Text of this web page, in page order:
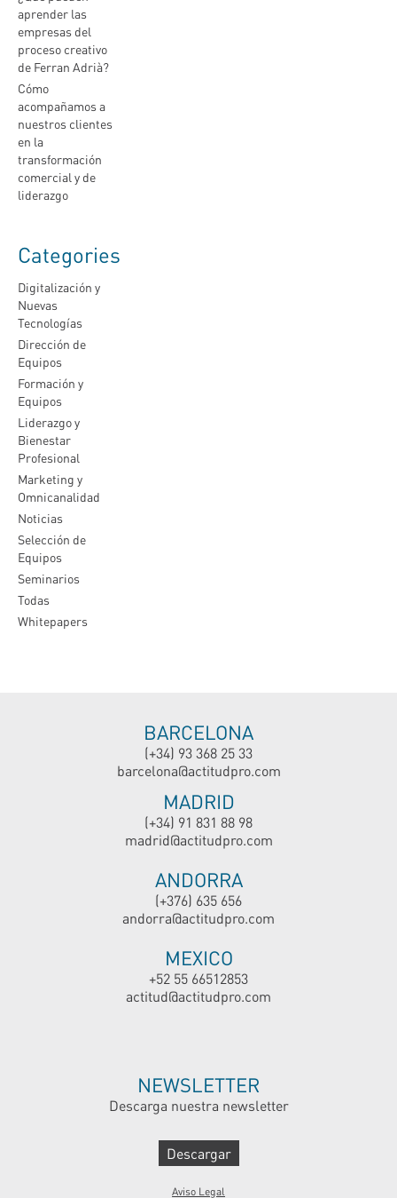
aprender las
empresas del
proceso creativo
de Ferran Adrià?
Cómo
acompañamos a
nuestros clientes
en la
transformación
comercial y de
liderazgo
Categories
Digitalización y
Nuevas
Tecnologías
Dirección de
Equipos
Formación y
Equipos
Liderazgo y
Bienestar
Profesional
Marketing y
Omnicanalidad
Noticias
Selección de
Equipos
Seminarios
Todas
Whitepapers
BARCELONA
(+34) 93 368 25 33
barcelona@actitudpro.com
MADRID
(+34) 91 831 88 98
madrid@actitudpro.com
ANDORRA
(+376) 635 656
andorra@actitudpro.com
MEXICO
+52 55 66512853
actitud@actitudpro.com
NEWSLETTER
Descarga nuestra newsletter
Descargar
Aviso Legal